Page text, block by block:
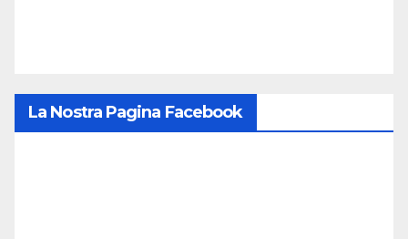
La Nostra Pagina Facebook